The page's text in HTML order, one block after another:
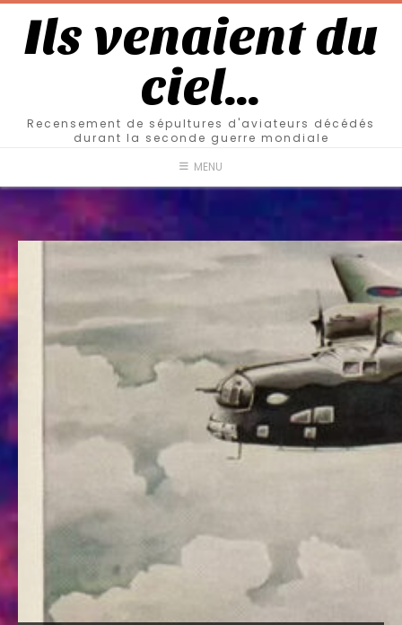
Ils venaient du
ciel…
Recensement de sépultures d'aviateurs décédés
durant la seconde guerre mondiale
MENU